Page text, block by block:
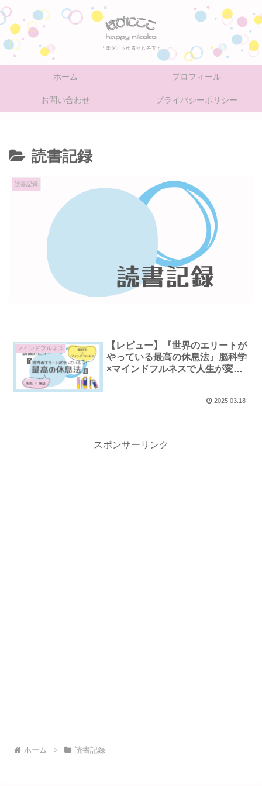
ホーム プロフィール
お問い合わせ プライバシーポリシー
読書記録
読書記録
マインドフルネス
【レビュー】『世界のエリートが
やっている最高の休息法』脳科学
×マインドフルネスで人生が変わ
2025.03.18
スポンサーリンク
ホーム 読書記録